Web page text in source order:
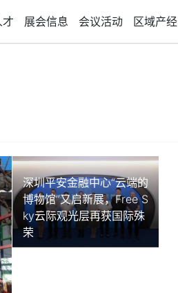
展会信息 会议活动 区域产经
深圳平安金融中心“云端的
博物馆”又启新展，Free S
ky云际观光层再获国际殊
荣